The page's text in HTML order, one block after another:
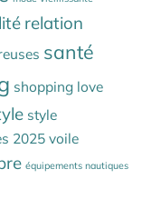
relation
santé
shopping love
style
2025 voile
équipements nautiques